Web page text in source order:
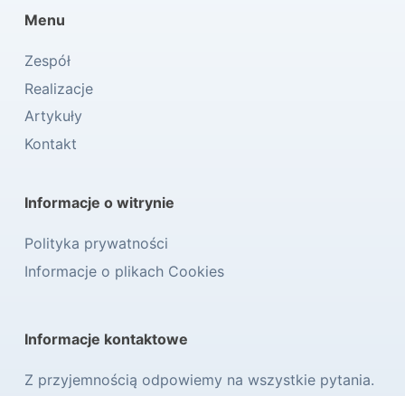
Menu
Zespół
Realizacje
Artykuły
Kontakt
Informacje o witrynie
Polityka prywatności
Informacje o plikach Cookies
Informacje kontaktowe
Z przyjemnością odpowiemy na wszystkie pytania.